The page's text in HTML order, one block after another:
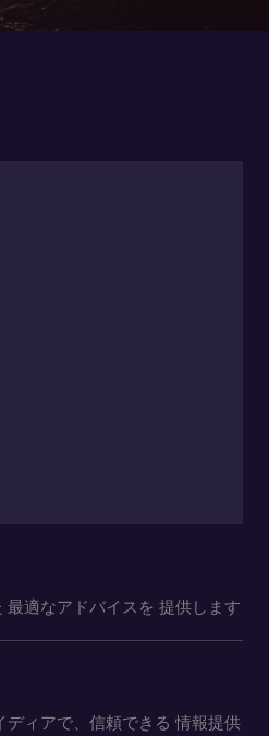
適なアドバイスを 提供します
ィアで、信頼できる 情報提供